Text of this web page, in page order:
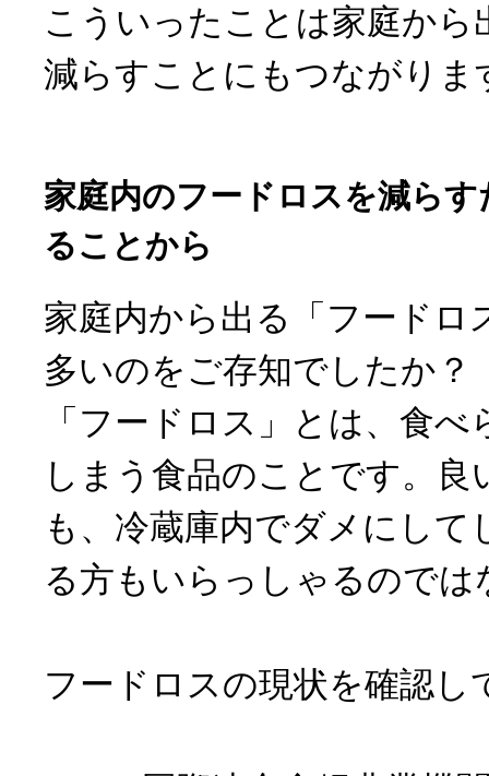
こういったことは家庭から
減らすことにもつながりま
家庭内のフードロスを減ら
ることから
家庭内から出る「フードロ
多いのをご存知でしたか？
「フードロス」とは、食
しまう食品のことです。良
も、冷蔵庫内でダメにし
る方もいらっしゃるので
フードロスの現状を確認し